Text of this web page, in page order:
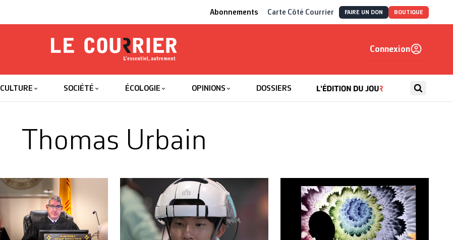
Abonnements Carte Côté Courrier FAIRE UN DON BOUTIQUE
Le Courrier
Connexion
CULTURE SOCIÉTÉ ÉCOLOGIE OPINIONS DOSSIERS
Thomas Urbain